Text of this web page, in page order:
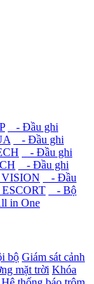
- Đầu ghi
- Đầu ghi
- Đầu ghi
- Đầu ghi
- Đầu
- Bộ
in One
bộ Giám sát cảnh
mặt trời Khóa